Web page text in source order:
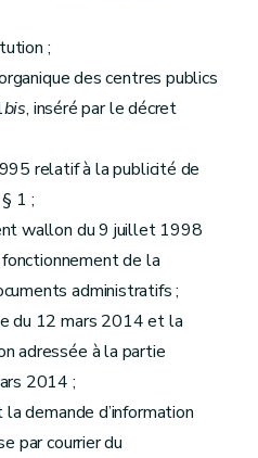
;
des centres publics
bis, inséré par le décret
relatif à la publicité de
1 ;
wallon du 9 juillet 1998
de la
administratifs ;
du 12 mars 2014 et la
adressée à la partie
2014 ;
demande d’information
par courrier du